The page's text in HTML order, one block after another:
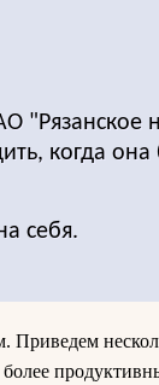
"Рязанское
когда она
себя.
Приведем
более